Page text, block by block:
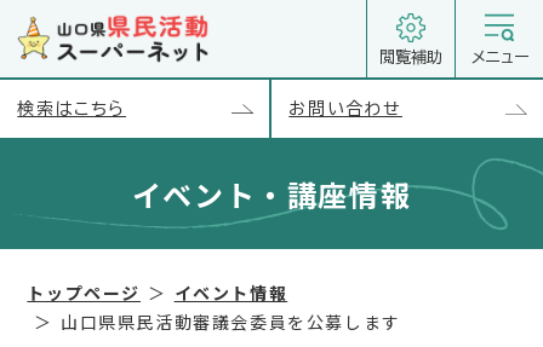
閲覧補助 メニュー
検索はこちら お問い合わせ
イベント・講座情報